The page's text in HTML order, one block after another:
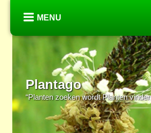
MENU
Plantago
“Planten zoeken wordt Planten